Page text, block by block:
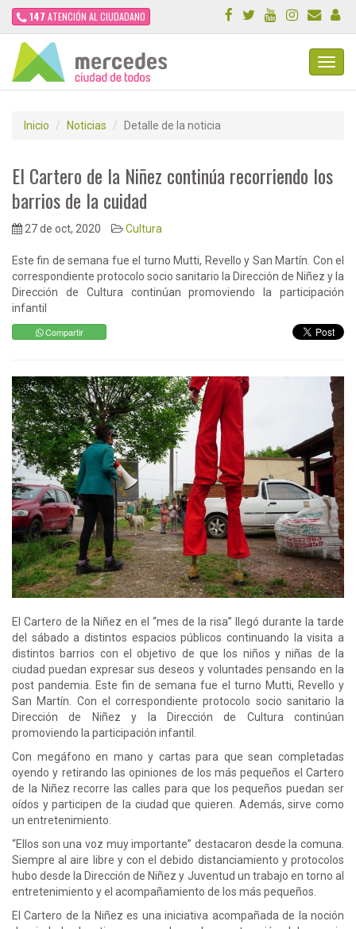
147 ATENCIÓN AL CIUDADANO
Inicio Noticias Detalle de la noticia
El Cartero de la Niñez continúa recorriendo los
barrios de la cuidad
27 de oct, 2020 Cultura
Este fin de semana fue el turno Mutti, Revello y San Martín. Con el
correspondiente protocolo socio sanitario la Dirección de Niñez y la
Dirección de Cultura continúan promoviendo la participación
infantil
Compartir
El Cartero de la Niñez en el “mes de la risa” llegó durante la tarde
del sábado a distintos espacios públicos continuando la visita a
distintos barrios con el objetivo de que los niños y niñas de la
ciudad puedan expresar sus deseos y voluntades pensando en la
post pandemia. Este fin de semana fue el turno Mutti, Revello y
San Martín. Con el correspondiente protocolo socio sanitario la
Dirección de Niñez y la Dirección de Cultura continúan
promoviendo la participación infantil.
Con megáfono en mano y cartas para que sean completadas
oyendo y retirando las opiniones de los más pequeños el Cartero
de la Niñez recorre las calles para que los pequeños puedan ser
oídos y participen de la ciudad que quieren. Además, sirve como
un entretenimiento.
“Ellos son una voz muy importante” destacaron desde la comuna.
Siempre al aire libre y con el debido distanciamiento y protocolos
hubo desde la Dirección de Niñez y Juventud un trabajo en torno al
entretenimiento y el acompañamiento de los más pequeños.
El Cartero de la Niñez es una iniciativa acompañada de la noción